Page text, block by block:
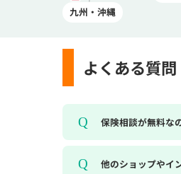
九州・沖縄
よくある質問
保険相談が無料な
他のショップやイ